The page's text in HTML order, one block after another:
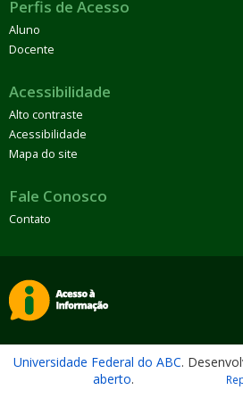
Perfis de Acesso
Aluno
Docente
Acessibilidade
Alto contraste
Acessibilidade
Mapa do site
Fale Conosco
Contato
Universidade Federal do ABC.
aberto.